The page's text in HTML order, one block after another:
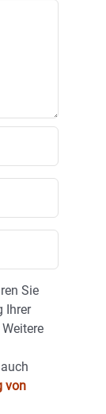
Sie
Ihrer
von